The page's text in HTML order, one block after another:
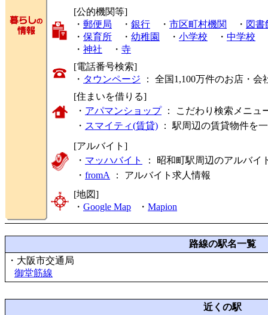
[公的機関等]
・ 郵便局 ・ 銀行 ・ 市区町村機関 ・ 図書
・ 保育所 ・ 幼稚園 ・ 小学校 ・ 中学校
・ 神社 ・ 寺
[電話番号検索]
・ タウンページ ： 全国1,100万件のお店・
[住まいを借りる]
・ アパマンショップ： こだわり検索メニュ
・ スマイティ(賃貸) ： 駅周辺の賃貸物件を
[アルバイト]
・ マッハバイト
： 昭和町駅周辺のアルバイ
・ fromA ： アルバイト求人情報
[地図]
・ Google Map ・ Mapion
路線の駅名一覧
・大阪市交通局
御堂筋線
近くの駅